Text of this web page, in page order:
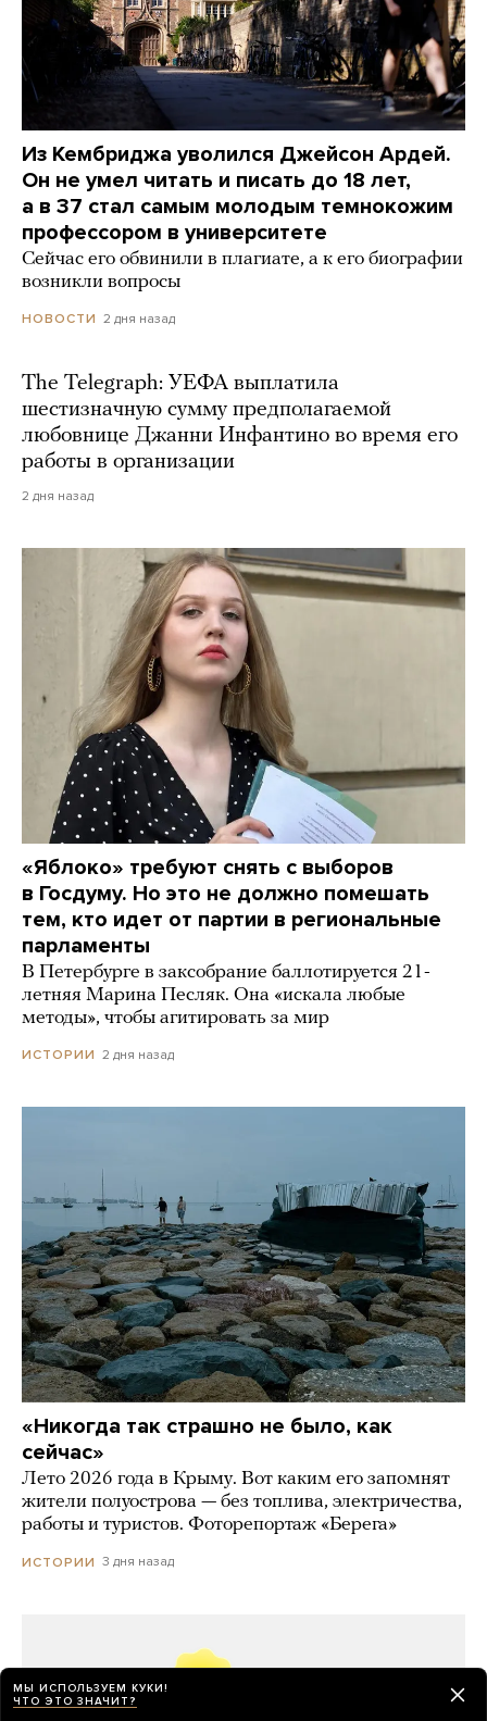
Из Кембриджа уволился Джейсон Ардей.
Он не умел читать и писать до 18 лет,
а в 37 стал самым молодым темнокожим
профессором в университете
Сейчас его обвинили в плагиате, а к его биографии
возникли вопросы
НОВОСТИ 2 дня назад
The Telegraph: УЕФА выплатила
шестизначную сумму предполагаемой
любовнице Джанни Инфантино во время его
работы в организации
2 дня назад
«Яблоко» требуют снять с выборов
в Госдуму. Но это не должно помешать
тем, кто идет от партии в региональные
парламенты
В Петербурге в заксобрание баллотируется 21-
летняя Марина Песляк. Она «искала любые
методы», чтобы агитировать за мир
ИСТОРИИ 2 дня назад
«Никогда так страшно не было, как
сейчас»
Лето 2026 года в Крыму. Вот каким его запомнят
жители полуострова — без топлива, электричества,
работы и туристов. Фоторепортаж «Берега»
ИСТОРИИ 3 дня назад
МЫ ИСПОЛЬЗУЕМ КУКИ!
ЧТО ЭТО ЗНАЧИТ?